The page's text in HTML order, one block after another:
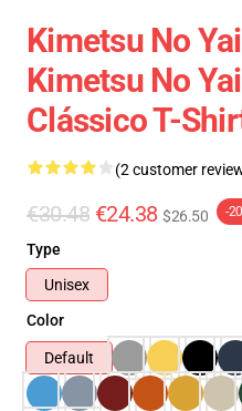
Kimetsu No
Kimetsu No
Clássico T-
(2 customer
€30.48 €24.38 $26.50 -
Type
Unisex
Color
Default